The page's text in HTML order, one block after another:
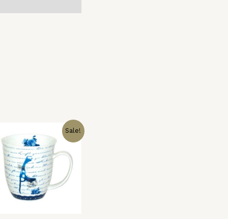
Sale!
Ursprünglicher
Preis
war:
14,50 €
Aktueller
Preis
ist:
10,00 €.